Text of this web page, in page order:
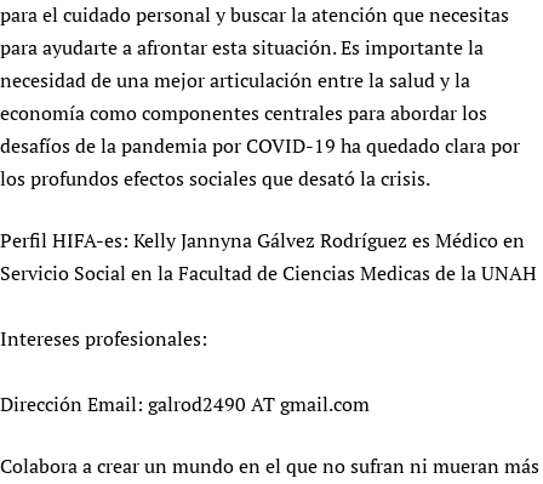
para el cuidado personal y buscar la atención que necesitas
para ayudarte a afrontar esta situación. Es importante la
necesidad de una mejor articulación entre la salud y la
economía como componentes centrales para abordar los
desafíos de la pandemia por COVID-19 ha quedado clara por
los profundos efectos sociales que desató la crisis.
Perfil HIFA-es: Kelly Jannyna Gálvez Rodríguez es Médico en
Servicio Social en la Facultad de Ciencias Medicas de la UNAH
Intereses profesionales:
Dirección Email: galrod2490 AT gmail.com
Colabora a crear un mundo en el que no sufran ni mueran más